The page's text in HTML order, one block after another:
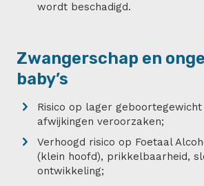
wordt beschadigd.
Zwangerschap en
baby’s
Risico op lager
afwijkingen veroorzaken;
Verhoogd risico op Foetaal
(klein hoofd), prikkelbaarheid,
ontwikkeling;